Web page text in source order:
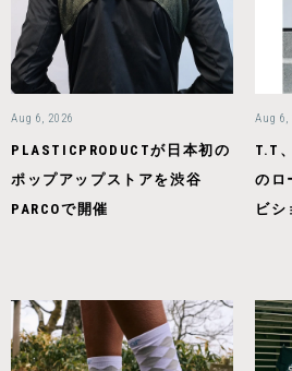
Aug 6, 2026
PLASTICPRODUCTが日本初の
ポップアップストアを渋谷
PARCOで開催
Aug 6,
T.T
のロ
ビシ